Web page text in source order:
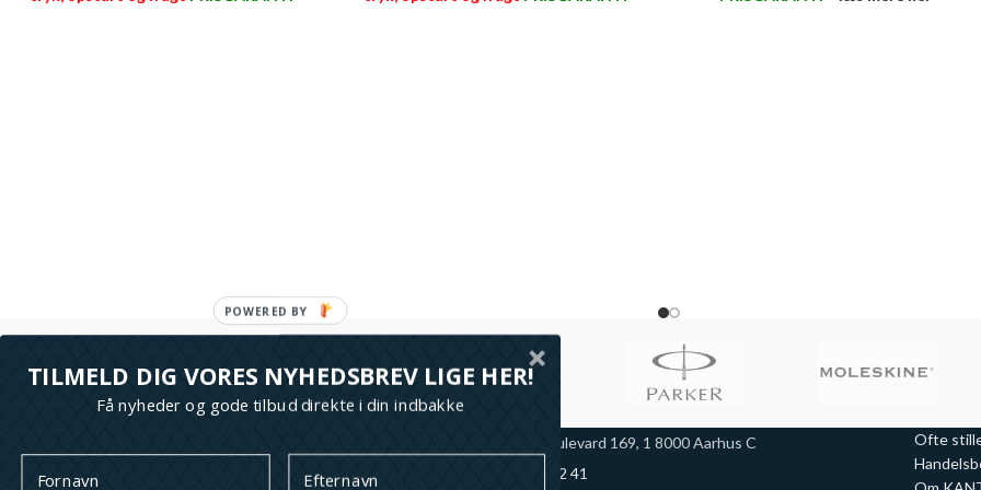
Marselis Boulevard 169, 1 8000 Aarhus C
+45 70 44 42 41
Ofte
TILMELD DIG VORES NYHEDSBREV LIGE HER!
Få nyheder og gode tilbud direkte i din indbakke